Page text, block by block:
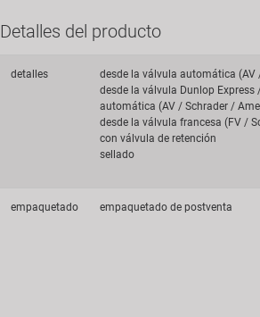
Detalles del producto
detalles
desde la válvula automática
desde la válvula Dunlop
automática (AV / Schrader /
desde la válvula francesa (FV /
con válvula de retención
sellado
empaquetado empaquetado de postventa